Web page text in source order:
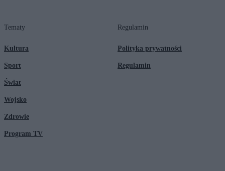
Tematy
Kultura
Sport
Świat
Wojsko
Zdrowie
Program TV
Regulamin
Polityka prywatności
Regulamin